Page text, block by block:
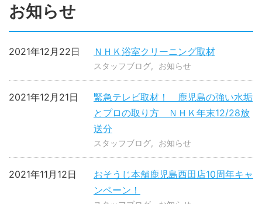
お知らせ
ＮＨＫ浴室クリーニング取材
2021年12月22日
スタッフブログ お知らせ
緊急テレビ取材！ 鹿児島の強い水垢
とプロの取り方 ＮＨＫ年末12/28放
送分
2021年12月21日
スタッフブログ お知らせ
おそうじ本舗鹿児島西田店10周年キャ
ンペーン！
2021年11月12日